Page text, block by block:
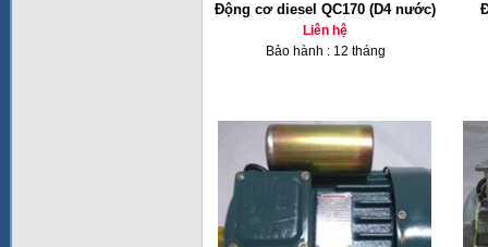
Động cơ diesel QC170 (D4 nước)
Liên hệ
Bảo hành : 12 tháng